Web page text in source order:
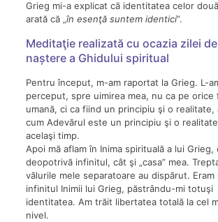
Grieg mi-a explicat că identitatea celor
arată că „în esenţă suntem identici”.
Meditaţie realizată cu ocazia zilei de
naștere a Ghidului spiritual
Pentru început, m-am raportat la Grieg. L-
perceput, spre uimirea mea, nu ca pe orice
umană, ci ca fiind un principiu şi o realitate,
cum Adevărul este un principiu şi o
acelaşi timp.
Apoi mă aflam în Inima spirituală a lui Grieg,
deopotrivă infinitul, cât şi „casa” mea.
vălurile mele separatoare au dispărut. Eram
infinitul Inimii lui Grieg, păstrându-mi totuşi
identitatea. Am trăit libertatea totală la cel
nivel.